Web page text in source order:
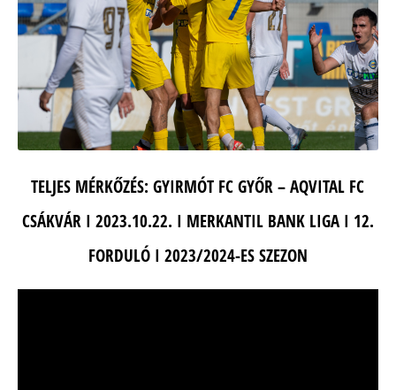
TELJES MÉRKŐZÉS: GYIRMÓT FC GYŐR – AQVITAL FC
CSÁKVÁR I 2023.10.22. I MERKANTIL BANK LIGA I 12.
FORDULÓ I 2023/2024-ES SZEZON